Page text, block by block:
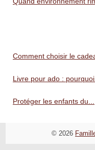
Comment choisir le
Livre pour ado :
Protéger les enfants du...
© 2026